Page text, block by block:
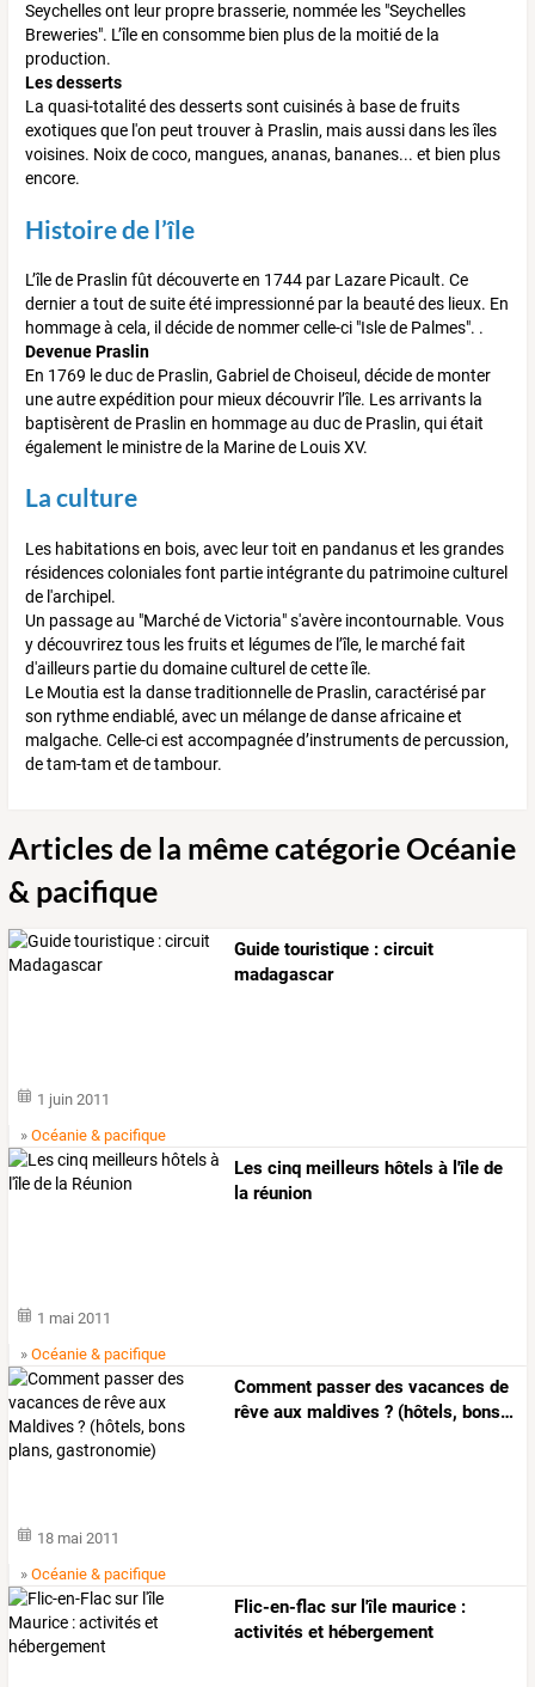
Seychelles ont leur propre brasserie, nommée les "Seychelles
Breweries". L’île en consomme bien plus de la moitié de la
production.
Les desserts
La quasi-totalité des desserts sont cuisinés à base de fruits
exotiques que l'on peut trouver à Praslin, mais aussi dans les îles
voisines. Noix de coco, mangues, ananas, bananes... et bien plus
encore.
Histoire de l’île
L’île de Praslin fût découverte en 1744 par Lazare Picault. Ce
dernier a tout de suite été impressionné par la beauté des lieux. En
hommage à cela, il décide de nommer celle-ci "Isle de Palmes". .
Devenue Praslin
En 1769 le duc de Praslin, Gabriel de Choiseul, décide de monter
une autre expédition pour mieux découvrir l’île. Les arrivants la
baptisèrent de Praslin en hommage au duc de Praslin, qui était
également le ministre de la Marine de Louis XV.
La culture
Les habitations en bois, avec leur toit en pandanus et les grandes
résidences coloniales font partie intégrante du patrimoine culturel
de l'archipel.
Un passage au "Marché de Victoria" s'avère incontournable. Vous
y découvrirez tous les fruits et légumes de l’île, le marché fait
d'ailleurs partie du domaine culturel de cette île.
Le Moutia est la danse traditionnelle de Praslin, caractérisé par
son rythme endiablé, avec un mélange de danse africaine et
malgache. Celle-ci est accompagnée d’instruments de percussion,
de tam-tam et de tambour.
Articles de la même catégorie Océanie
& pacifique
Guide touristique : circuit
madagascar
1 juin 2011
»Océanie & pacifique
Les cinq meilleurs hôtels à l'île de
la réunion
1 mai 2011
»Océanie & pacifique
Comment passerdes vacances de
rêve aux maldives ? (hôtels, bons…
18 mai 2011
»Océanie & pacifique
Flic-en-flac sur l'île maurice :
activités et hébergement